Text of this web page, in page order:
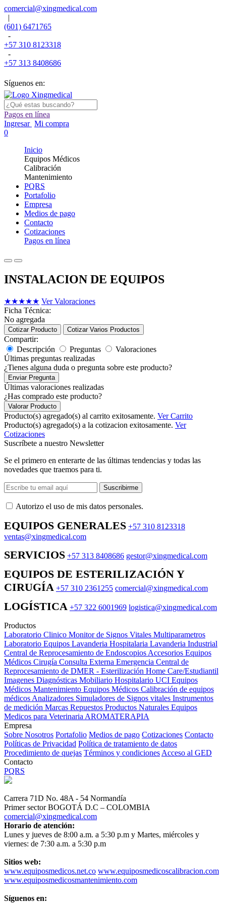
comercial@xingmedical.com
|
(601) 6471765
-
+57 310 8123318
-
+57 313 8408686
Síguenos en:
Pagos en línea
Ingresar Mi compra
0
Inicio
Equipos Médicos
Calibración
Mantenimiento
PQRS
Portafolio
Empresa
Medios de pago
Contacto
Cotizaciones
Pagos en línea
INSTALACION DE EQUIPOS
★★★★★ Ver Valoraciones
Ficha Técnica:
No agregada
Cotizar Producto Cotizar Varios Productos
Compartir:
Descripción
Preguntas
Valoraciones
Últimas preguntas realizadas
¿Tienes alguna duda o pregunta sobre este producto?
Enviar Pregunta
Últimas valoraciones realizadas
¿Has comprado este producto?
Valorar Producto
Producto(s) agregado(s) al carrito exitosamente. Ver Carrito
Producto(s) agregado(s) a la cotizacion exitosamente. Ver
Cotizaciones
Suscríbete a nuestro Newsletter
Se el primero en enterarte de las últimas tendencias y todas las
novedades que traemos para ti.
Suscribirme
Autorizo ​​el uso de mis datos personales.
EQUIPOS GENERALES +57 310 8123318
ventas@xingmedical.com
SERVICIOS +57 313 8408686 gestor@xingmedical.com
EQUIPOS DE ESTERILIZACIÓN Y
CIRUGÍA +57 310 2361255 comercial@xingmedical.com
LOGÍSTICA +57 322 6001969 logistica@xingmedical.com
Productos
Laboratorio Clinico Monitor de Signos Vitales Multiparametros
Laboratorio Equipos Lavanderia Hospitalaria Lavanderia Industrial
Central de Reprocesamiento de Endoscopios Accesorios Equipos
Médicos Cirugía Consulta Externa Emergencia Central de
Reprocesamiento de DMER - Esterilización Home Care/Estudiantil
Imagenes Diagnósticas Mobiliario Hospitalario UCI Equipos
Médicos Mantenimiento Equipos Médicos Calibración de equipos
médicos Analizadores Simuladores de Signos vitales Instrumentos
de medición Marcas Repuestos Productos Naturales Equipos
Medicos para Veterinaria AROMATERAPIA
Empresa
Sobre Nosotros Portafolio Medios de pago Cotizaciones Contacto
Políticas de Privacidad Política de tratamiento de datos
Procedimiento de quejas Términos y condiciones Acceso al GED
Contacto
PQRS
Carrera 71D No. 48A - 54 Normandía
Primer sector BOGOTÁ D.C – COLOMBIA
comercial@xingmedical.com
Horario de atención:
Lunes y jueves de 8:00 a.m. a 5:30 p.m y Martes, miércoles y
viernes: de 7:30 a.m. a 5:30 p.m
Sitios web:
www.equiposmedicos.net.co www.equiposmedicoscalibracion.com
www.equiposmedicosmantenimiento.com
Síguenos en: